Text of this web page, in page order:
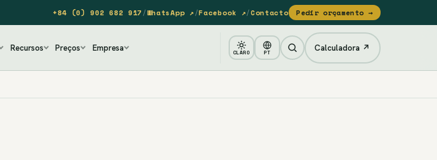
+84 (0) 902 682 917/WhatsApp ↗/Facebook ↗/Contacto Pedir orçamento →
Recursos Preços Empresa CLARO PT Calculadora ↗